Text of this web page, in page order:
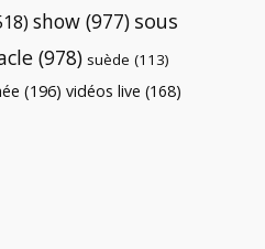
show (977) sous
(978) suède (113)
(196) vidéos live (168)